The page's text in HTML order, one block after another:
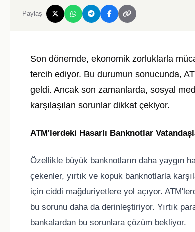
Paylaş
Son dönemde, ekonomik zorluklarla
tercih ediyor. Bu durumun sonucunda,
geldi. Ancak son zamanlarda, sosyal
karşılaşılan sorunlar dikkat çekiyor.
ATM'lerdeki Hasarlı Banknotlar
Özellikle büyük banknotların daha yaygın
çekenler, yırtık ve kopuk banknotlarla
için ciddi mağduriyetlere yol açıyor.
bu sorunu daha da derinleştiriyor. Yırtık
bankalardan bu sorunlara çözüm bekliyor.